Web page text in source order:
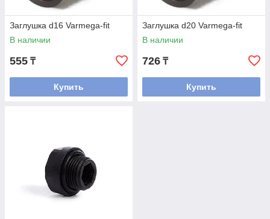
Заглушка d16 Varmega-fit
В наличии
555 ₸
Купить
Заглушка d20 Varmega-fit
В наличии
726 ₸
Купить